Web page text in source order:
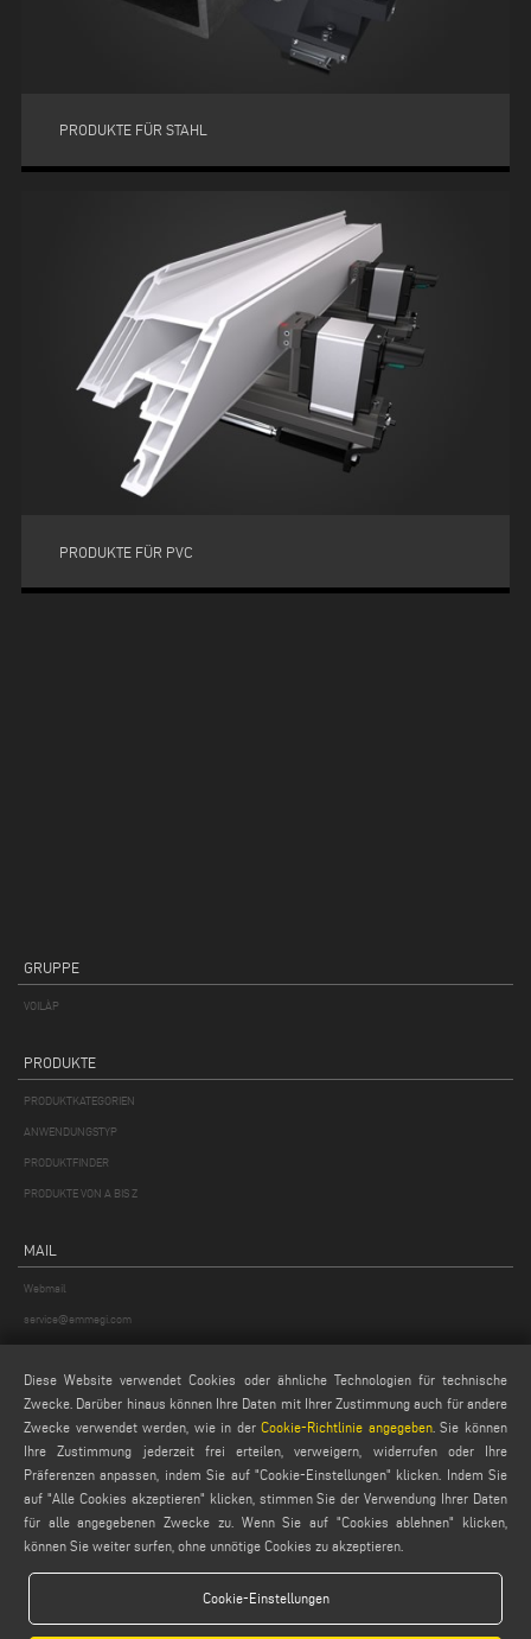
PRODUKTE FÜR STAHL
PRODUKTE FÜR PVC
GRUPPE
VOILÀP
PRODUKTE
PRODUKTKATEGORIEN
ANWENDUNGSTYP
PRODUKTFINDER
PRODUKTE VON A BIS Z
MAIL
Webmail
service@emmegi.com
info@emmegi.com
FINDEN SIE UNS AUF
LEGALE
PRIVACY POLICY
Diese Website verwendet Cookies oder ähnliche Technologien für technische
Zwecke. Darüber hinaus können Ihre Daten mit Ihrer Zustimmung auch für andere
Zwecke verwendet werden, wie in derCookie-Richtlinie angegeben. Sie können
Ihre Zustimmung jederzeit frei erteilen, verweigern, widerrufen oder Ihre
Präferenzen anpassen, indem Sie auf "Cookie-Einstellungen" klicken. Indem Sie
auf "Alle Cookies akzeptieren" klicken, stimmen Sie der Verwendung Ihrer Daten
für alle angegebenen Zwecke zu. Wenn Sie auf "Cookies ablehnen" klicken,
können Sie weiter surfen, ohne unnötige Cookies zu akzeptieren.
Cookie-Einstellungen